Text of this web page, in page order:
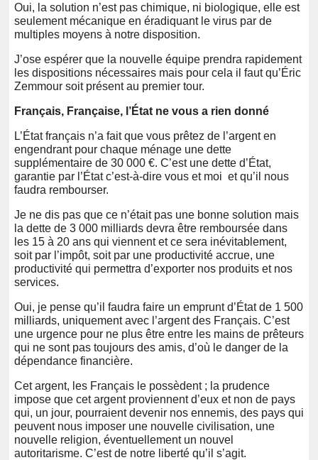
Oui, la solution n’est pas chimique, ni biologique, elle est
seulement mécanique en éradiquant le virus par de
multiples moyens à notre disposition.
J’ose espérer que la nouvelle équipe prendra rapidement
les dispositions nécessaires mais pour cela il faut qu’Éric
Zemmour soit présent au premier tour.
Français, Française, l’État ne vous a rien donné
L’État français n’a fait que vous prêtez de l’argent en
engendrant pour chaque ménage une dette
supplémentaire de 30 000 €. C’est une dette d’État,
garantie par l’État c’est-à-dire vous et moi et qu’il nous
faudra rembourser.
Je ne dis pas que ce n’était pas une bonne solution mais
la dette de 3 000 milliards devra être remboursée dans
les 15 à 20 ans qui viennent et ce sera inévitablement,
soit par l’impôt, soit par une productivité accrue, une
productivité qui permettra d’exporter nos produits et nos
services.
Oui, je pense qu’il faudra faire un emprunt d’État de 1 500
milliards, uniquement avec l’argent des Français. C’est
une urgence pour ne plus être entre les mains de prêteurs
qui ne sont pas toujours des amis, d’où le danger de la
dépendance financière.
Cet argent, les Français le possèdent ; la prudence
impose que cet argent proviennent d’eux et non de pays
qui, un jour, pourraient devenir nos ennemis, des pays qui
peuvent nous imposer une nouvelle civilisation, une
nouvelle religion, éventuellement un nouvel
autoritarisme. C’est de notre liberté qu’il s’agit.